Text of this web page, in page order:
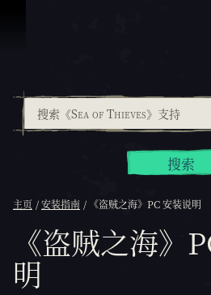
搜索
主页 安装指南 《盗贼之海》PC 安装说明
《盗贼之海》
明